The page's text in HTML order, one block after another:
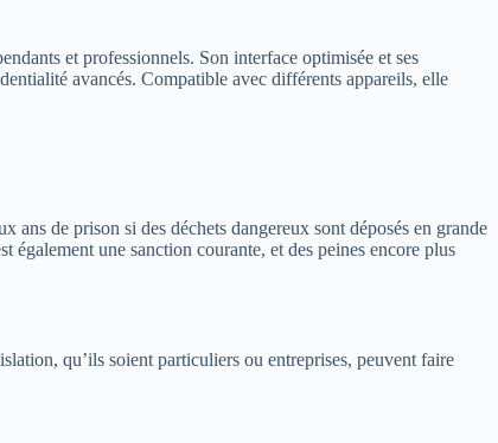
et professionnels. Son interface optimisée et ses
avancés. Compatible avec différents appareils, elle
ans de prison si des déchets dangereux sont déposés en grande
une sanction courante, et des peines encore plus
qu’ils soient particuliers ou entreprises, peuvent faire